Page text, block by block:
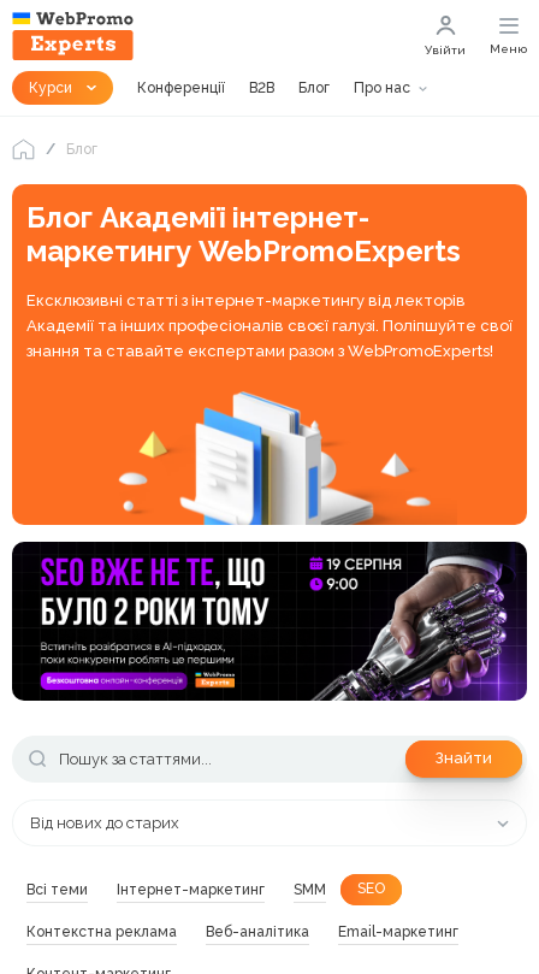
Курси Конференції B2B Блог Про нас
Увійти Меню
Блог
Блог Академії інтернет-
маркетингу WebPromoExperts
Ексклюзивні статті з інтернет-маркетингу від лекторів
Академії та інших професіоналів своєї галузі. Поліпшуйте свої
знання та ставайте експертами разом з WebPromoExperts!
Знайти
Від нових до старих
Всі теми Інтернет-маркетинг SMM SEO
Контекстна реклама Веб-аналітика Email-маркетинг